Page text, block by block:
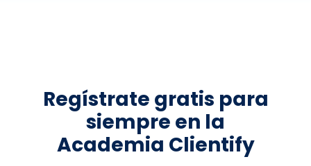
Regístrate gratis para
siempre en la
Academia Clientify